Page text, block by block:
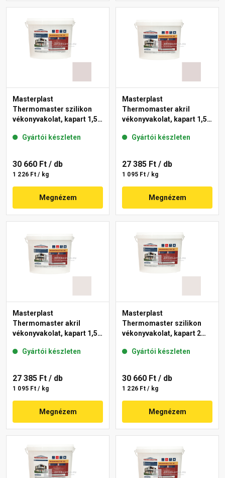
Masterplast
Thermomaster szilikon
vékonyvakolat, kapart 1,5
Gyártói készleten
30 660 Ft / db
1 226 Ft / kg
Megnézem
Masterplast
Thermomaster akril
vékonyvakolat, kapart 1,5
Gyártói készleten
27 385 Ft / db
1 095 Ft / kg
Megnézem
Masterplast
Thermomaster akril
vékonyvakolat, kapart 1,5
Gyártói készleten
27 385 Ft / db
1 095 Ft / kg
Megnézem
Masterplast
Thermomaster szilikon
vékonyvakolat, kapart 2
Gyártói készleten
30 660 Ft / db
1 226 Ft / kg
Megnézem